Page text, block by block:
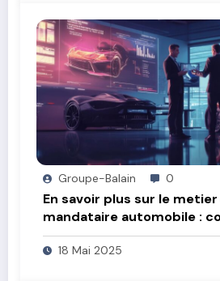
Groupe-Balain 0
En savoir plus sur le
mandataire automobile :
les taxes et frais
18 Mai 2025